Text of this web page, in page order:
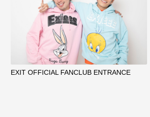
EXIT OFFICIAL FANCLUB ENTRANCE